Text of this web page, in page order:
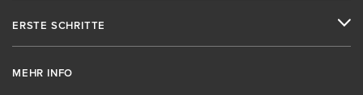
ERSTE SCHRITTE
MEHR INFO